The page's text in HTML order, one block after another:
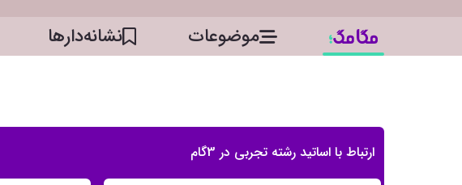
موضوعات نشانه‌دار‌ها
ارتباط با اساتید رشته تجربی در 3گام